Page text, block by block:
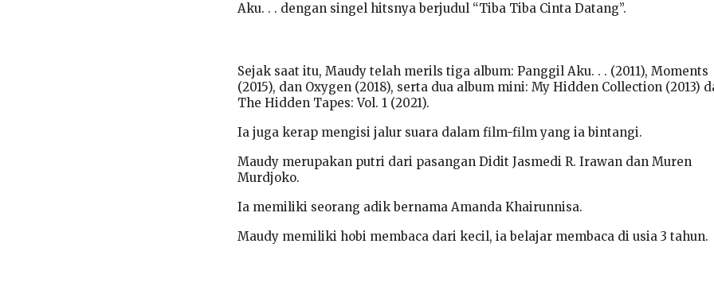
Aku. . . dengan singel hitsnya berjudul “Tiba Tiba Cinta Datang”.
Sejak saat itu, Maudy telah merils tiga album: Panggil Aku. . . (2011), Moments
(2015), dan Oxygen (2018), serta dua album mini: My Hidden Collection (2013)
The Hidden Tapes: Vol. 1 (2021).
Ia juga kerap mengisi jalur suara dalam film-film yang ia bintangi.
Maudy merupakan putri dari pasangan Didit Jasmedi R. Irawan dan Muren
Murdjoko.
Ia memiliki seorang adik bernama Amanda Khairunnisa.
Maudy memiliki hobi membaca dari kecil, ia belajar membaca di usia 3 tahun.